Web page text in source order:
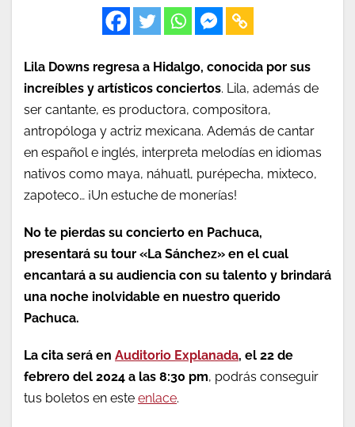
Lila Downs regresa a Hidalgo, conocida por sus
increíbles y artísticos conciertos. Lila, además de
ser cantante, es productora, compositora,
antropóloga y actriz mexicana. Además de cantar
en español e inglés, interpreta melodías en idiomas
nativos como maya, náhuatl, purépecha, mixteco,
zapoteco… ¡Un estuche de monerías!
No te pierdas su concierto en Pachuca,
presentará su tour «La Sánchez» en el cual
encantará a su audiencia con su talento y brindará
una noche inolvidable en nuestro querido
Pachuca.
La cita será en Auditorio Explanada, el 22 de
febrero del 2024 a las 8:30 pm, podrás conseguir
tus boletos en este enlace.